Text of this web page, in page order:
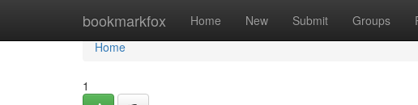
bookmarkfox Home New Submit Groups
Home
Home
1